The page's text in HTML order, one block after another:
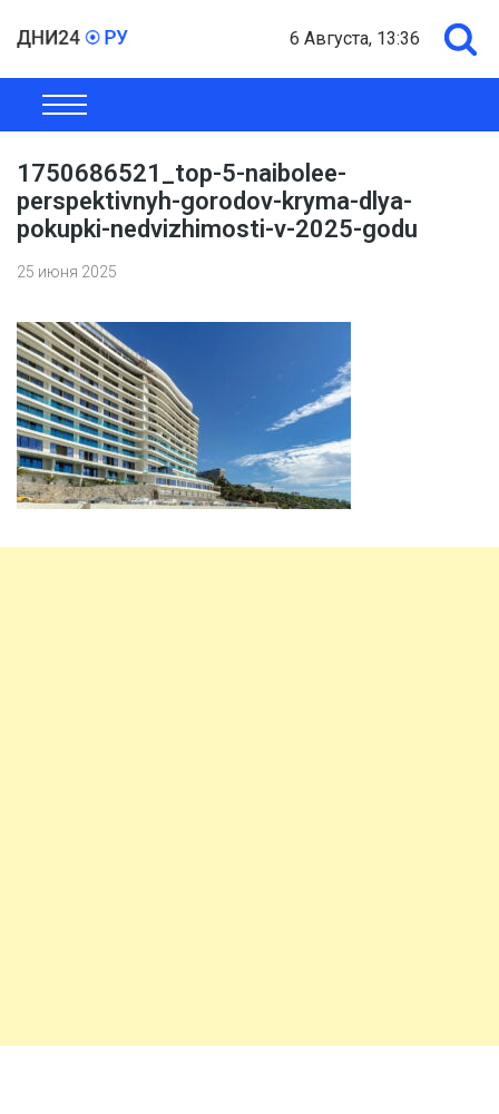
6 Августа, 13:36
ОБЩЕСТВО
1750686521_top-5-naibolee-
perspektivnyh-gorodov-kryma-dlya-
pokupki-nedvizhimosti-v-2025-godu
25 июня 2025